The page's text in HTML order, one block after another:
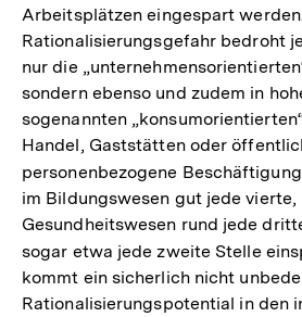
Arbeitsplätzen eingespart
Rationalisierungsgefahr bedroht
nur die
sondern ebenso und zudem in
sogenannten
Handel, Gaststätten oder
personenbezogene
im Bildungswesen gut jede vierte,
Gesundheitswesen rund jede
sogar etwa jede zweite Stelle
kommt ein sicherlich nicht
Rationalisierungspotential in den